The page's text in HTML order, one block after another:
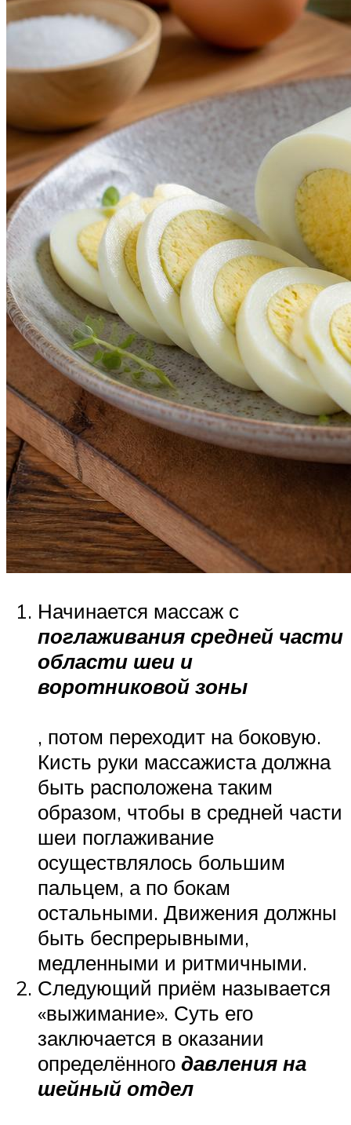
Начинается массаж с
поглаживания средней части
области шеи и
воротниковой зоны
, потом переходит на боковую.
Кисть руки массажиста должна
быть расположена таким
образом, чтобы в средней части
шеи поглаживание
осуществлялось большим
пальцем, а по бокам
остальными. Движения должны
быть беспрерывными,
медленными и ритмичными.
Следующий приём называется
«выжимание». Суть его
заключается в оказании
определённого давления на
шейный отдел